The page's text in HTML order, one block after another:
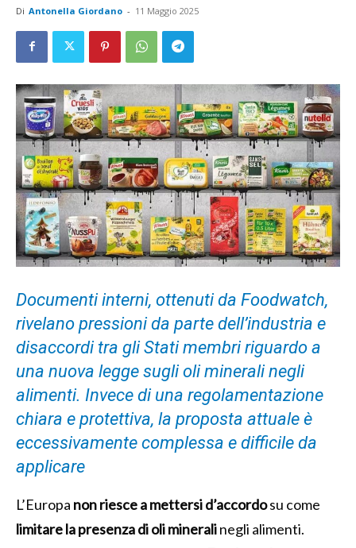
Di Antonella Giordano - 11 Maggio 2025
Documenti interni, ottenuti da Foodwatch,
rivelano pressioni da parte dell’industria e
disaccordi tra gli Stati membri riguardo a
una nuova legge sugli oli minerali negli
alimenti. Invece di una regolamentazione
chiara e protettiva, la proposta attuale è
eccessivamente complessa e difficile da
applicare
L’Europa non riesce a mettersi d’accordosu come
limitare la presenza di oli mineralinegli alimenti.